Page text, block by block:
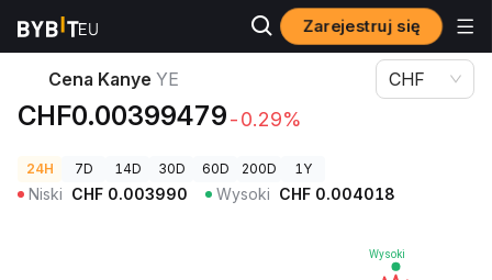
Zarejestruj się
Ceny kryptowalut
Cena Kanye YE
CHF0.00399479-0.29%
CHF
24H 7D 14D 30D 60D 200D 1Y
Niski CHF 0.003990 Wysoki CHF 0.004018